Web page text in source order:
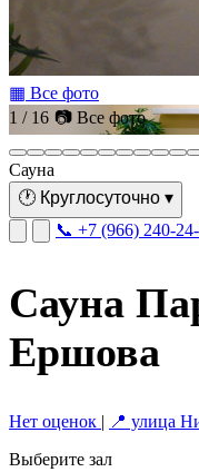
▦ Все фото
1 / 16 📷 Все фото
Сауна
🕐 Круглосуточно ▾
📞 +7 (966) 240-
Сауна
Ершова
Нет оценок | 📍 улица
Выберите зал